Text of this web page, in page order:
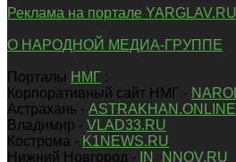
Реклама на портале YARGLAV.RU
О НАРОДНОЙ МЕДИА-ГРУППЕ
Порталы НМГ :
Корпоративный сайт НМГ -
Астрахань - ASTRAKHAN.ONLINE
Владимир - VLAD33.RU
Кострома - K1NEWS.RU
Нижний Новгород -
IN_NNOV.RU